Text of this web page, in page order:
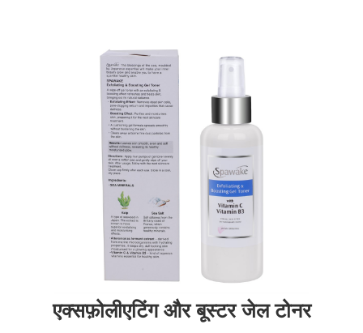
एक्सफ़ोलीएटिंग और बूस्टर जेल टोनर